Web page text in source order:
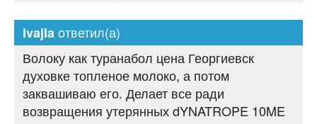
Ivajlaответил(а)
Волоку как туранабол цена Георгиевск
духовке топленое молоко, а потом
заквашиваю его. Делает все ради
возвращения утерянных dYNATROPE 10ME